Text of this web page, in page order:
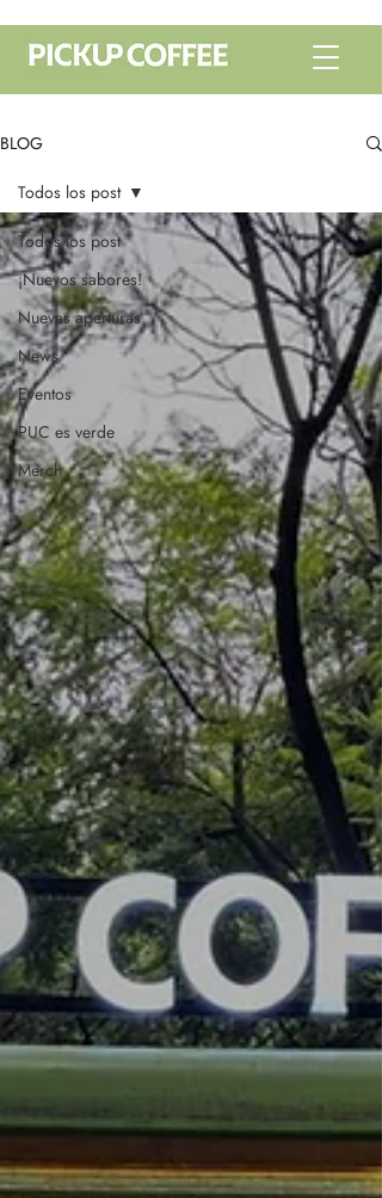
BLOG
Todos los post
¡Nuevos sabores!
Nuevas aperturas
News
Eventos
PUC es verde
Merch
Todos los post